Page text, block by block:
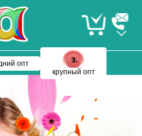
опт
крупный опт